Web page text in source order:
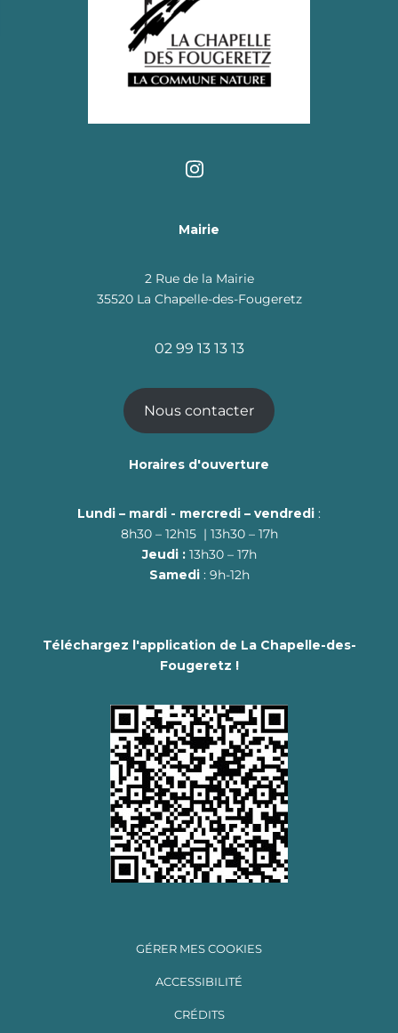
Mairie
2 Rue de la Mairie
35520 La Chapelle-des-Fougeretz
02 99 13 13 13
Nous contacter
Horaires d'ouverture
Lundi – mardi - mercredi – vendredi :
8h30 – 12h15 | 13h30 – 17h
Jeudi :13h30 – 17h
Samedi : 9h-12h
Téléchargez l'application de La Chapelle-des-
Fougeretz !
GÉRER MES COOKIES
ACCESSIBILITÉ
CRÉDITS